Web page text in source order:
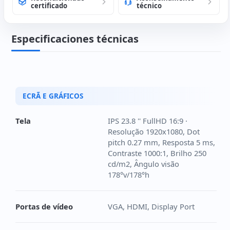
certificado
técnico
Especificaciones técnicas
ECRÃ E GRÁFICOS
Tela
IPS 23.8 '' FullHD 16:9 ·
Resolução 1920x1080, Dot
pitch 0.27 mm, Resposta 5 ms,
Contraste 1000:1, Brilho 250
cd/m2, Ângulo visão
178°v/178°h
Portas de vídeo VGA, HDMI, Display Port